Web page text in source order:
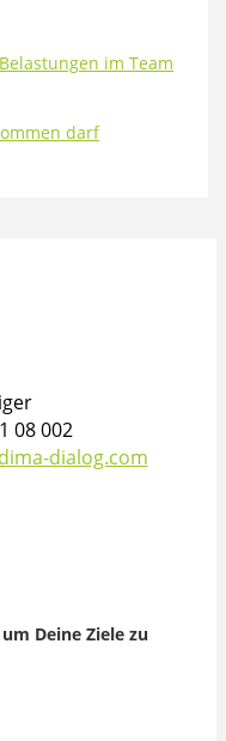
im Team
darf
08 002
dialog.com
Deine Ziele zu